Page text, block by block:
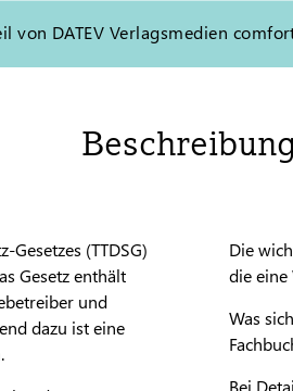
von DATEV Verlagsmedien
(TTDSG)
Gesetz enthält
und
dazu ist eine
Die
die eine
Was
Bei